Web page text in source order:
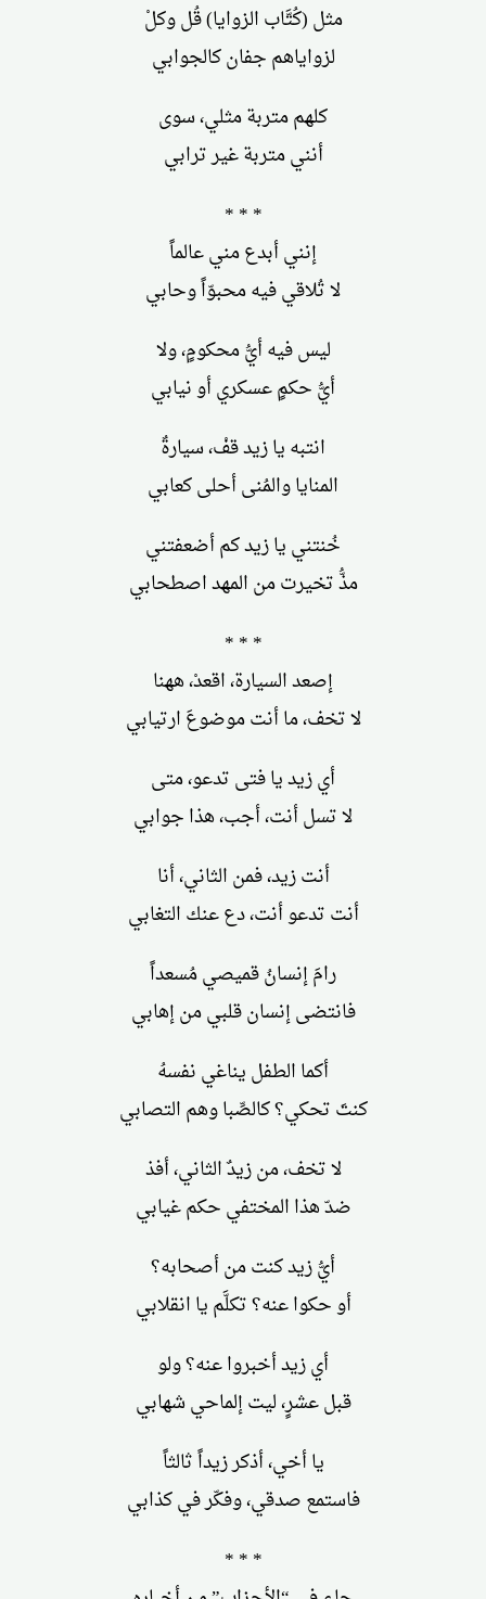
مثل (كُتَّاب الزوايا) قُل وكلْ
لزواياهم جفان كالجوابي
كلهم متربة مثلي، سوى
أنني متربة غير ترابي
* * *
إنني أبدع مني عالماً
لا تُلاقي فيه محبوّاً وحابي
ليس فيه أيُّ محكومٍ، ولا
أيُّ حكمٍ عسكري أو نيابي
انتبه يا زيد قفْ، سيارةٌ
المنايا والمُنى أحلى كعابي
خُنتني يا زيد كم أضعفتني
مذُّ تخيرت من المهد اصطحابي
* * *
إصعد السيارة، اقعدْ، ههنا
لا تخف، ما أنت موضوعَ ارتيابي
أي زيد يا فتى تدعو، متى
لا تسل أنت، أجب، هذا جوابي
أنت زيد، فمن الثاني، أنا
أنت تدعو أنت، دع عنك التغابي
رامَ إنسانُ قميصي مُسعداً
فانتضى إنسان قلبي من إهابي
أكما الطفل يناغي نفسهُ
كنتَ تحكي؟ كالصِّبا وهم التصابي
لا تخف، من زيدٌ الثاني، أفذ
ضدّ هذا المختفي حكم غيابي
أيُّ زيد كنت من أصحابه؟
أو حكوا عنه؟ تكلَّم يا انقلابي
أي زيد أخبروا عنه؟ ولو
قبل عشرٍ، ليت إلماحي شهابي
يا أخي، أذكر زيداً ثالثاً
فاستمع صدقي، وفكّر في كذابي
* * *